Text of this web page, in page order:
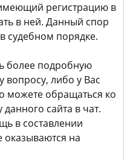
регистрацию в
в ней. Данный спор
судебном порядке.
более подробную
вопросу, либо у Вас
можете обращаться ко
сайта в чат.
в составлении
оказываются на